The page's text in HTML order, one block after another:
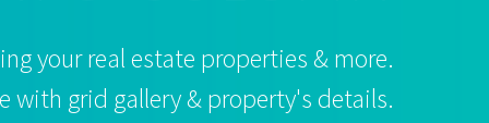
your real estate properties & more.
with grid gallery & property's details.